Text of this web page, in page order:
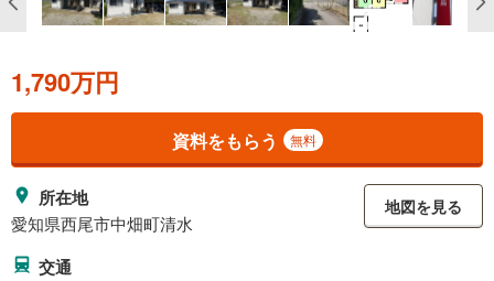
1,790万円
資料をもらう 無料
所在地
愛知県西尾市中畑町清水
地図を見る
交通